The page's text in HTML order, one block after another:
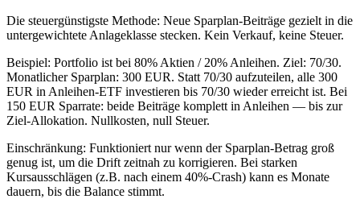
Die steuergünstigste Methode: Neue Sparplan-Beiträge gezielt in die
untergewichtete Anlageklasse stecken. Kein Verkauf, keine Steuer.
Beispiel: Portfolio ist bei 80% Aktien / 20% Anleihen. Ziel: 70/30.
Monatlicher Sparplan: 300 EUR. Statt 70/30 aufzuteilen, alle 300
EUR in Anleihen-ETF investieren bis 70/30 wieder erreicht ist. Bei
150 EUR Sparrate: beide Beiträge komplett in Anleihen — bis zur
Ziel-Allokation. Nullkosten, null Steuer.
Einschränkung: Funktioniert nur wenn der Sparplan-Betrag groß
genug ist, um die Drift zeitnah zu korrigieren. Bei starken
Kursausschlägen (z.B. nach einem 40%-Crash) kann es Monate
dauern, bis die Balance stimmt.